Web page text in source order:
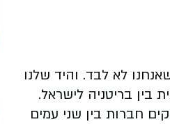
לא לבד. והיד שלנו
בריטניה לישראל.
חברות בין שני עמים